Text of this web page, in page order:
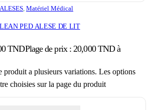
Matériel Médical
PED ALESE DE LIT
TNDPlage de prix : 20,000 TND à
produit a plusieurs variations. Les options
choisies sur la page du produit